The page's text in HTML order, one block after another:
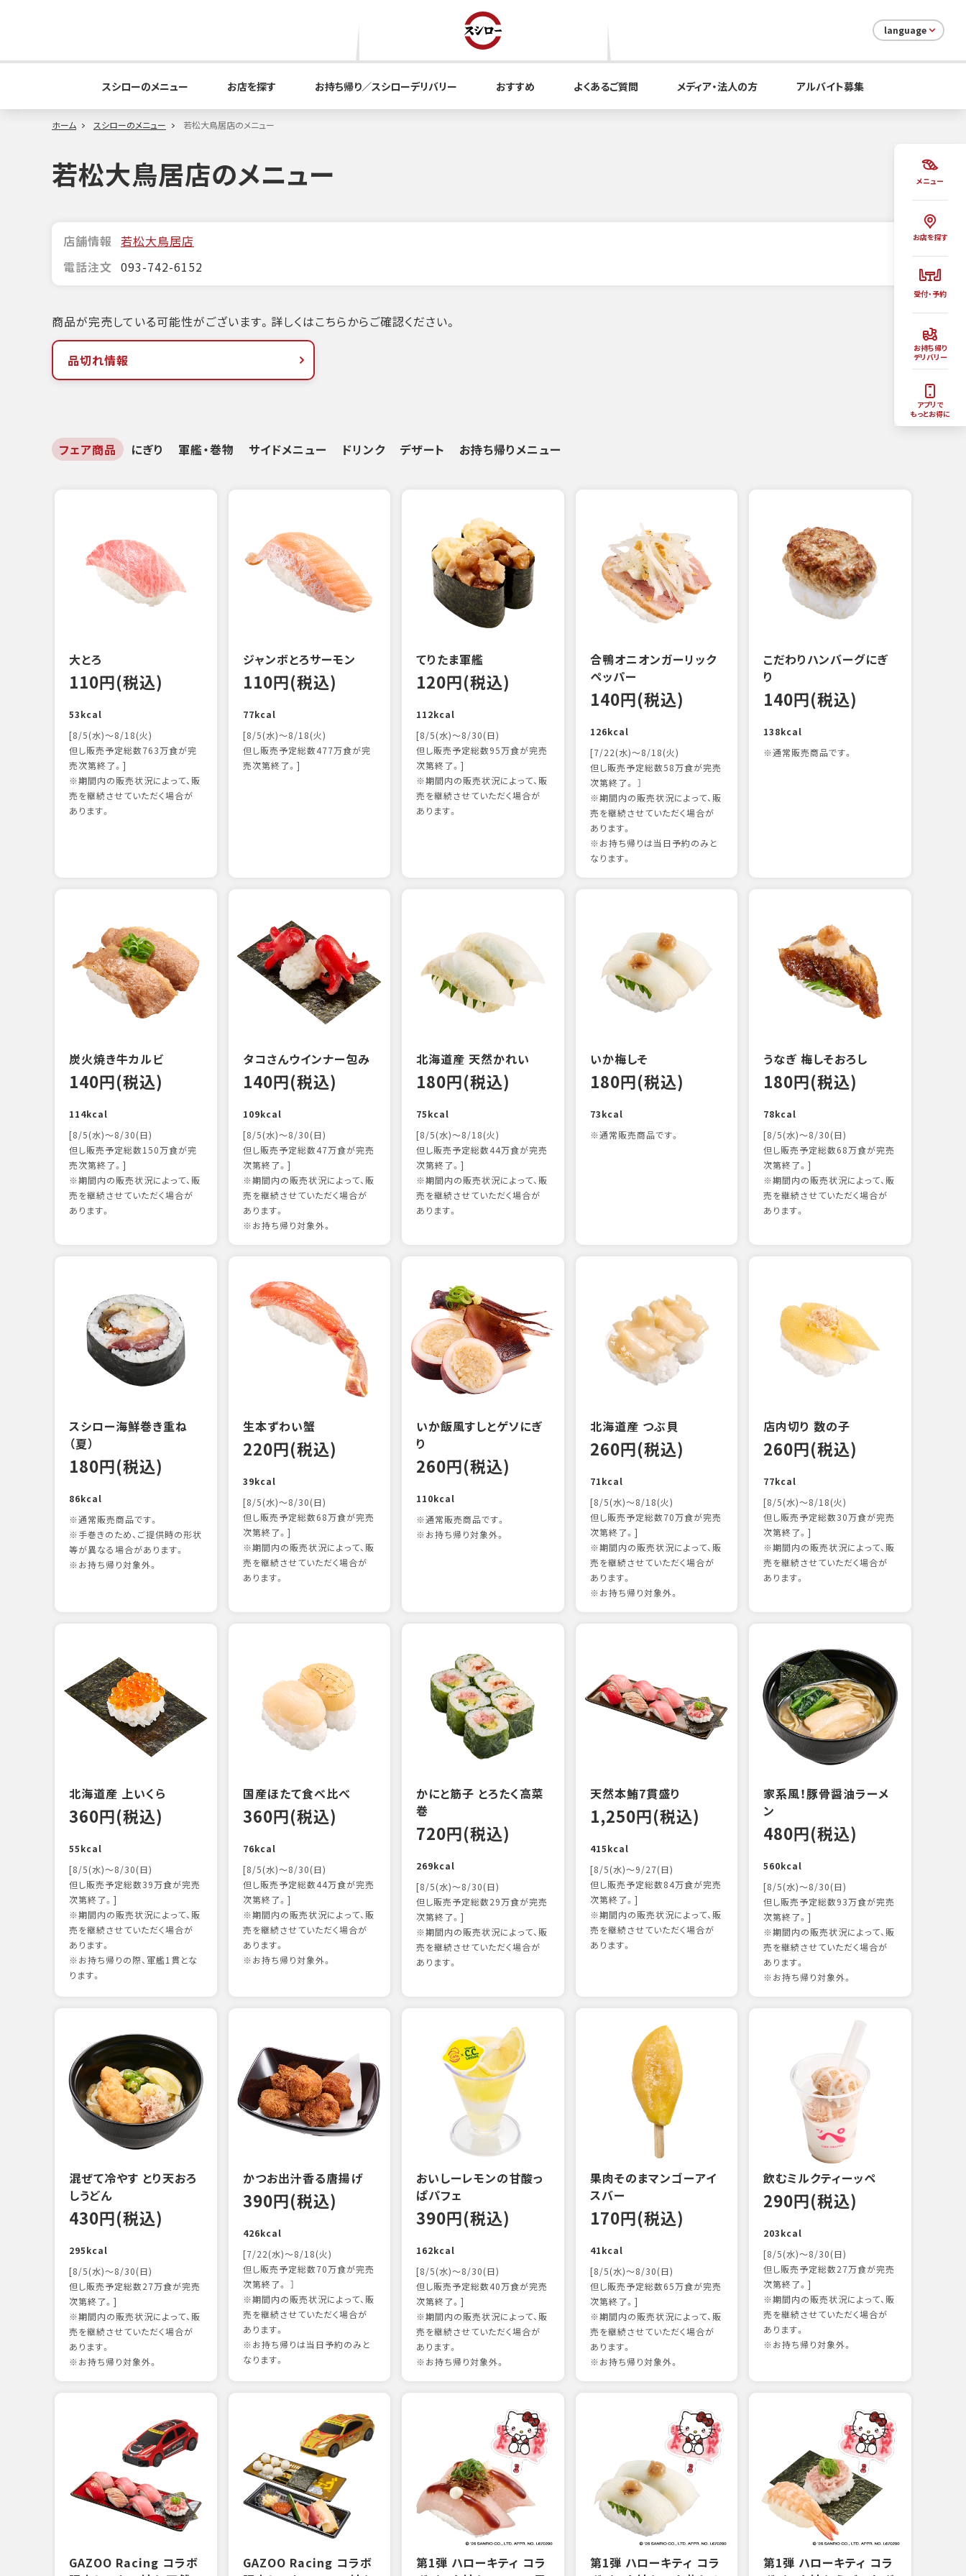
メニュー
お店を探す
受付・予約
お持ち帰り
デリバリー
アプリで
もっとお得に
language
スシローのメニュー お店を探す お持ち帰り／スシローデリバリー おすすめ よくあるご質問 メディア・法人の方 アルバイト募集
ホーム スシローのメニュー 若松大鳥居店のメニュー
若松大鳥居店のメニュー
店舗情報 若松大鳥居店
電話注文 093-742-6152
商品が完売している可能性がございます。詳しくはこちらからご確認ください。
品切れ情報
フェア商品 にぎり 軍艦・巻物 サイドメニュー ドリンク デザート お持ち帰りメニュー
大とろ
110円(税込)
53kcal
[8/5(水)～8/18(火)
但し販売予定総数763万食が完
売次第終了。]
※期間内の販売状況によって、販
売を継続させていただく場合が
あります。
ジャンボとろサーモン
110円(税込)
77kcal
[8/5(水)～8/18(火)
但し販売予定総数477万食が完
売次第終了。]
てりたま軍艦
120円(税込)
112kcal
[8/5(水)～8/30(日)
但し販売予定総数95万食が完売
次第終了。]
※期間内の販売状況によって、販
売を継続させていただく場合が
あります。
合鴨オニオンガーリック
ペッパー
140円(税込)
126kcal
[7/22(水)～8/18(火)
但し販売予定総数58万食が完売
次第終了。 ］
※期間内の販売状況によって、販
売を継続させていただく場合が
あります。
※お持ち帰りは当日予約のみと
なります。
こだわりハンバーグにぎ
り
140円(税込)
138kcal
※通常販売商品です。
炭火焼き牛カルビ
140円(税込)
114kcal
[8/5(水)～8/30(日)
但し販売予定総数150万食が完
売次第終了。]
※期間内の販売状況によって、販
売を継続させていただく場合が
あります。
タコさんウインナー包み
140円(税込)
109kcal
[8/5(水)～8/30(日)
但し販売予定総数47万食が完売
次第終了。]
※期間内の販売状況によって、販
売を継続させていただく場合が
あります。
※お持ち帰り対象外。
北海道産 天然かれい
180円(税込)
75kcal
[8/5(水)～8/18(火)
但し販売予定総数44万食が完売
次第終了。]
※期間内の販売状況によって、販
売を継続させていただく場合が
あります。
いか梅しそ
180円(税込)
73kcal
※通常販売商品です。
うなぎ 梅しそおろし
180円(税込)
78kcal
[8/5(水)～8/30(日)
但し販売予定総数68万食が完売
次第終了。]
※期間内の販売状況によって、販
売を継続させていただく場合が
あります。
スシロー海鮮巻き重ね
（夏）
180円(税込)
86kcal
※通常販売商品です。
※手巻きのため、ご提供時の形状
等が異なる場合があります。
※お持ち帰り対象外。
生本ずわい蟹
220円(税込)
39kcal
[8/5(水)～8/30(日)
但し販売予定総数68万食が完売
次第終了。]
※期間内の販売状況によって、販
売を継続させていただく場合が
あります。
いか飯風すしとゲソにぎ
り
260円(税込)
110kcal
※通常販売商品です。
※お持ち帰り対象外。
北海道産 つぶ貝
260円(税込)
71kcal
[8/5(水)～8/18(火)
但し販売予定総数70万食が完売
次第終了。]
※期間内の販売状況によって、販
売を継続させていただく場合が
あります。
※お持ち帰り対象外。
店内切り 数の子
260円(税込)
77kcal
[8/5(水)～8/18(火)
但し販売予定総数30万食が完売
次第終了。]
※期間内の販売状況によって、販
売を継続させていただく場合が
あります。
北海道産 上いくら
360円(税込)
55kcal
[8/5(水)～8/30(日)
但し販売予定総数39万食が完売
次第終了。]
※期間内の販売状況によって、販
売を継続させていただく場合が
あります。
※お持ち帰りの際、軍艦1貫とな
ります。
国産ほたて食べ比べ
360円(税込)
76kcal
[8/5(水)～8/30(日)
但し販売予定総数44万食が完売
次第終了。]
※期間内の販売状況によって、販
売を継続させていただく場合が
あります。
※お持ち帰り対象外。
かにと筋子 とろたく高菜
巻
720円(税込)
269kcal
[8/5(水)～8/30(日)
但し販売予定総数29万食が完売
次第終了。]
※期間内の販売状況によって、販
売を継続させていただく場合が
あります。
天然本鮪7貫盛り
1,250円(税込)
415kcal
[8/5(水)～9/27(日)
但し販売予定総数84万食が完売
次第終了。]
※期間内の販売状況によって、販
売を継続させていただく場合が
あります。
家系風！豚骨醤油ラーメ
ン
480円(税込)
560kcal
[8/5(水)～8/30(日)
但し販売予定総数93万食が完売
次第終了。]
※期間内の販売状況によって、販
売を継続させていただく場合が
あります。
※お持ち帰り対象外。
混ぜて冷やす とり天おろ
しうどん
430円(税込)
295kcal
[8/5(水)～8/30(日)
但し販売予定総数27万食が完売
次第終了。]
※期間内の販売状況によって、販
売を継続させていただく場合が
あります。
※お持ち帰り対象外。
かつお出汁香る唐揚げ
390円(税込)
426kcal
[7/22(水)～8/18(火)
但し販売予定総数70万食が完売
次第終了。 ］
※期間内の販売状況によって、販
売を継続させていただく場合が
あります。
※お持ち帰りは当日予約のみと
なります。
おいしーレモンの甘酸っ
ぱパフェ
390円(税込)
162kcal
[8/5(水)～8/30(日)
但し販売予定総数40万食が完売
次第終了。]
※期間内の販売状況によって、販
売を継続させていただく場合が
あります。
※お持ち帰り対象外。
果肉そのまマンゴーアイ
スバー
170円(税込)
41kcal
[8/5(水)～8/30(日)
但し販売予定総数65万食が完売
次第終了。]
※期間内の販売状況によって、販
売を継続させていただく場合が
あります。
※お持ち帰り対象外。
飲むミルクティーッペ
290円(税込)
203kcal
[8/5(水)～8/30(日)
但し販売予定総数27万食が完売
次第終了。]
※期間内の販売状況によって、販
売を継続させていただく場合が
あります。
※お持ち帰り対象外。
GAZOO Racing コラボ
GAZOO Racing コラボ
第1弾 ハローキティ コラ
第1弾 ハローキティ コラ
第1弾 ハローキティ コラ